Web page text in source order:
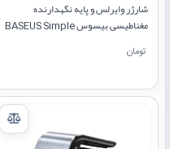
شارژر وایرلس و پایه نگهدارنده
مغناطیسی بیسوس BASEUS Simple
Stand Wireless Charger
تومان